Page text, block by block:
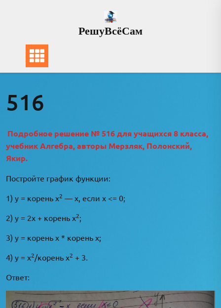
РешуВсёСам
516
Подробное решение № 516 для учащихся 8 класса,
учебник Алгебра, авторы Мерзляк, Полонский,
Якир.
Постройте график функции:
1) у = корень х2 — х, если х <= 0;
2) у = 2х + корень x2;
3) у = корень х * корень x;
4) y = x2/корень x2 + 3.
Ответ: